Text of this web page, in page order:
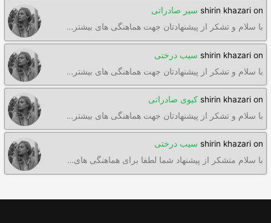
shirin khazari on
سیر صادراتی
با سلام و تشکر از پیشنهادتان جهت هماهنگی های بیشتر…
shirin khazari on
سیب درختی
با سلام و تشکر از پیشنهادتان جهت هماهنگی های بیشتر…
shirin khazari on
کیوی صادراتی
با سلام و تشکر از پیشنهادتان جهت هماهنگی های بیشتر…
shirin khazari on
سیب درختی
با سلام متشکر از پیشنهاد شما لطفا برای هماهنگی های…